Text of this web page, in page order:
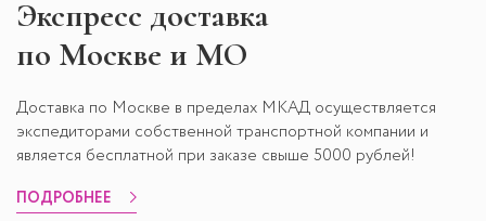
Экспресс доставка
по Москве и МО
Доставка по Москве в пределах МКАД осуществляется
экспедиторами собственной транспортной компании и
является бесплатной при заказе свыше 5000 рублей!
ПОДРОБНЕЕ